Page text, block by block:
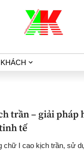
trần – giải pháp
tế
chữ I cao kịch trần, sử